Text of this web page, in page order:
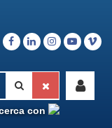
con